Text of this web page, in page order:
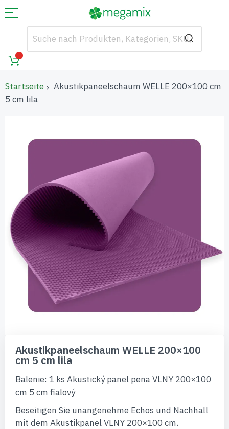
Startseite
Akustikpaneelschaum WELLE 200×100 cm
5 cm lila
Bildgalerie
Anfang
Bildgalerie
Akustikpaneelschaum WELLE 200×100
cm 5 cm lila
Balenie: 1 ks Akustický panel pena VLNY 200×100
cm 5 cm fialový
Beseitigen Sie unangenehme Echos und Nachhall
mit dem Akustikpanel VLNY 200×100 cm.